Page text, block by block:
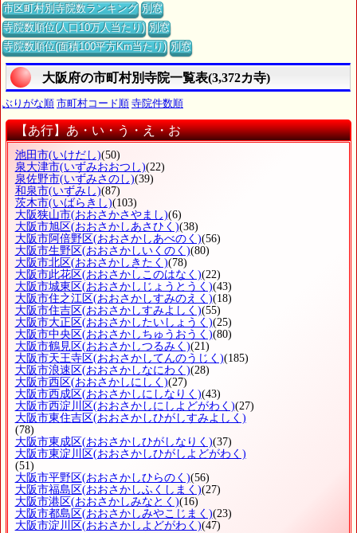
市区町村別寺院数ランキング 別窓
寺院数順位(人口10万人当たり) 別窓
寺院数順位(面積100平方Km当たり) 別窓
大阪府の市町村別寺院一覧表(3,372カ寺)
ぶりがな順 市町村コード順 寺院件数順
【あ行】あ・い・う・え・お
池田市(いけだし)(50)
泉大津市(いずみおおつし)(22)
泉佐野市(いずみさのし)(39)
和泉市(いずみし)(87)
茨木市(いばらきし)(103)
大阪狭山市(おおさかさやまし)(6)
大阪市旭区(おおさかしあさひく)(38)
大阪市阿倍野区(おおさかしあべのく)(56)
大阪市生野区(おおさかしいくのく)(80)
大阪市北区(おおさかしきたく)(78)
大阪市此花区(おおさかしこのはなく)(22)
大阪市城東区(おおさかしじょうとうく)(43)
大阪市住之江区(おおさかしすみのえく)(18)
大阪市住吉区(おおさかしすみよしく)(55)
大阪市大正区(おおさかしたいしょうく)(25)
大阪市中央区(おおさかしちゅうおうく)(80)
大阪市鶴見区(おおさかしつるみく)(21)
大阪市天王寺区(おおさかしてんのうじく)(185)
大阪市浪速区(おおさかしなにわく)(28)
大阪市西区(おおさかしにしく)(27)
大阪市西成区(おおさかしにしなりく)(43)
大阪市西淀川区(おおさかしにしよどがわく)(27)
大阪市東住吉区(おおさかしひがしすみよしく)
(78)
大阪市東成区(おおさかしひがしなりく)(37)
大阪市東淀川区(おおさかしひがしよどがわく)
(51)
大阪市平野区(おおさかしひらのく)(56)
大阪市福島区(おおさかしふくしまく)(27)
大阪市港区(おおさかしみなとく)(16)
大阪市都島区(おおさかしみやこじまく)(23)
大阪市淀川区(おおさかしよどがわく)(47)